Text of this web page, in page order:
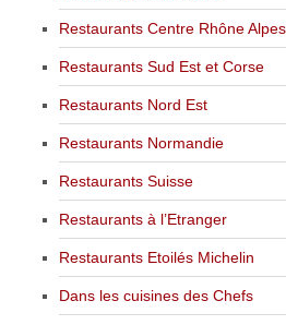
Restaurants Centre Rhône Alpes
Restaurants Sud Est et Corse
Restaurants Nord Est
Restaurants Normandie
Restaurants Suisse
Restaurants à l’Etranger
Restaurants Etoilés Michelin
Dans les cuisines des Chefs